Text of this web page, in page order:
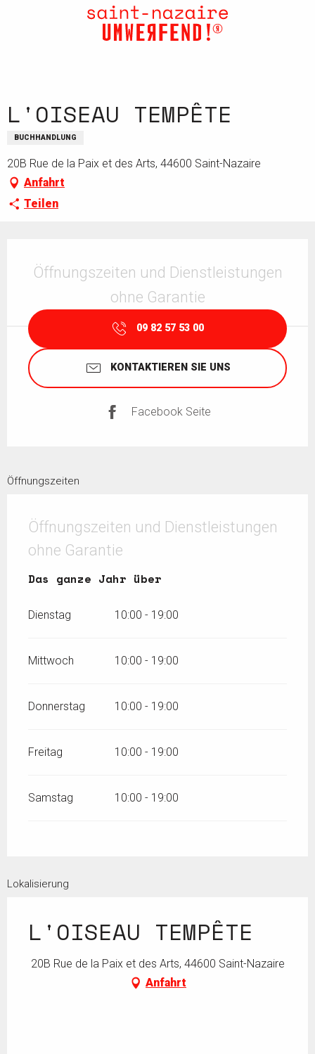
L'OISEAU TEMPÊTE
BUCHHANDLUNG
20B Rue de la Paix et des Arts, 44600 Saint-Nazaire
Anfahrt
Teilen
Öffnungszeiten und Dienstleistungen
ohne Garantie
09 82 57 53 00
KONTAKTIEREN SIE UNS
Facebook Seite
Öffnungszeiten
Öffnungszeiten und Dienstleistungen
ohne Garantie
Das ganze Jahr über
Das ganze Jahr über
Dienstag 10:00 - 19:00
Mittwoch 10:00 - 19:00
Donnerstag 10:00 - 19:00
Freitag 10:00 - 19:00
Samstag 10:00 - 19:00
Lokalisierung
L'OISEAU TEMPÊTE
20B Rue de la Paix et des Arts, 44600 Saint-Nazaire
Anfahrt